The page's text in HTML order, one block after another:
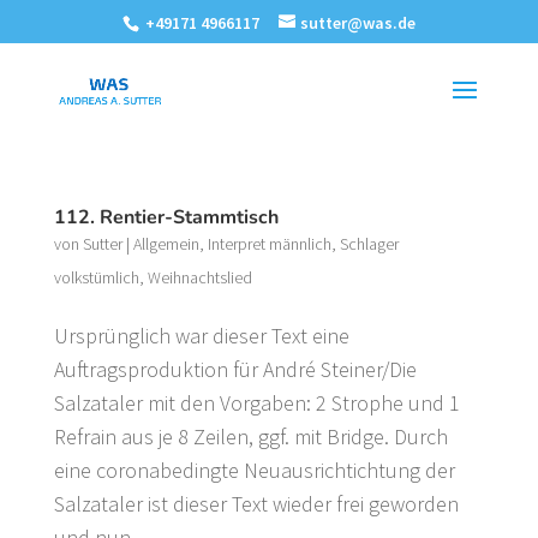
+49171 4966117 sutter@was.de
112. Rentier-Stammtisch
von Sutter| Allgemein, Interpret männlich, Schlager
volkstümlich, Weihnachtslied
Ursprünglich war dieser Text eine
Auftragsproduktion für André Steiner/Die
Salzataler mit den Vorgaben: 2 Strophe und 1
Refrain aus je 8 Zeilen, ggf. mit Bridge. Durch
eine coronabedingte Neuausrichtichtung der
Salzataler ist dieser Text wieder frei geworden